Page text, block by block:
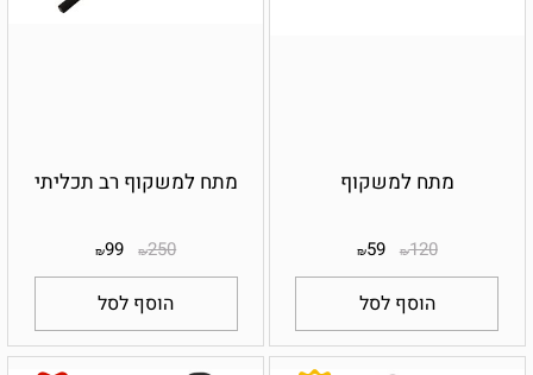
מתח למשקוף
₪120
₪59
הוסף לסל
מתח למשקוף רב תכליתי
₪250
₪99
הוסף לסל